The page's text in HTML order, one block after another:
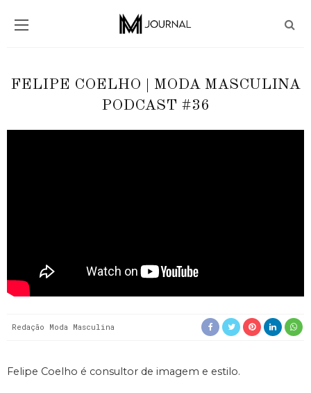
FELIPE COELHO | MODA MASCULINA
PODCAST #36
Redação Moda Masculina
Felipe Coelho é consultor de imagem e estilo.